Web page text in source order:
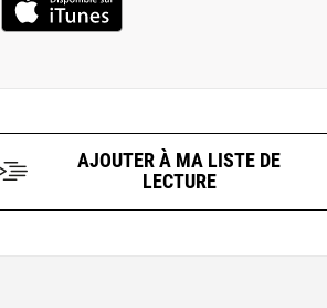
AJOUTER À MA LISTE DE
LECTURE